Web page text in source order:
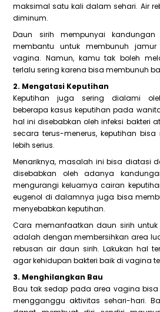
maksimal satu kali dalam sehari. Air
diminum.
Daun sirih mempunyai
membantu untuk membunuh
vagina. Namun, kamu tak boleh
terlalu sering karena bisa membunuh
2. Mengatasi Keputihan
Keputihan juga sering dialami
beberapa kasus keputihan pada
hal ini disebabkan oleh infeksi bakteri
secara terus-menerus, keputihan
lebih serius.
Menariknya, masalah ini bisa diatasi
disebabkan oleh adanya
mengurangi keluarnya cairan
eugenol di dalamnya juga bisa
menyebabkan keputihan.
Cara memanfaatkan daun sirih
adalah dengan membersihkan area
rebusan air daun sirih. Lakukan hal
agar kehidupan bakteri baik di vagina
3. Menghilangkan Bau
Bau tak sedap pada area vagina
mengganggu aktivitas sehari-hari.